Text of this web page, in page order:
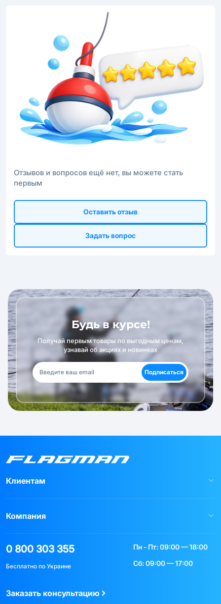
Отзывов и вопросов ещё нет, вы можете стать
первым
Оставить отзыв
Задать вопрос
Будь в курсе!
Получай первым товары по выгодным ценам,
узнавай об акциях и новинках
Подписаться
Клиентам
Компания
0 800 303 355
Бесплатно по Украине
Пн - Пт: 09:00 — 18:00
Сб: 09:00 — 17:00
Заказать консультацию